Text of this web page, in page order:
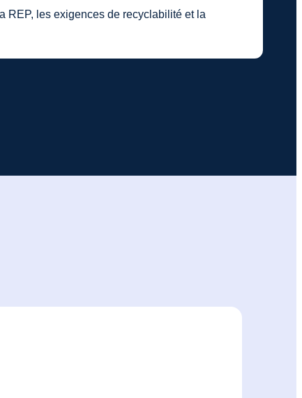
REP, les exigences de recyclabilité et la